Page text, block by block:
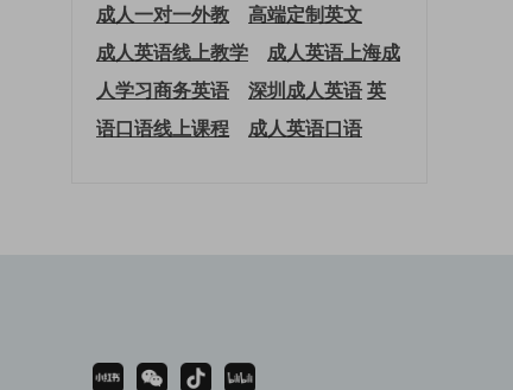
成人一对一外教
高端定制英文
成人英语线上教学
成人英语上海成
人学习商务英语
深圳成人英语英
语口语线上课程
成人英语口语